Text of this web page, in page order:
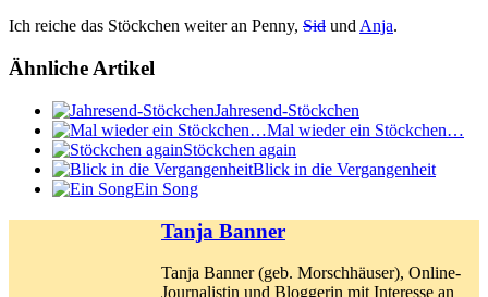
Ich reiche das Stöckchen weiter an Penny, Sid undAnja.
Ähnliche Artikel
Jahresend-Stöckchen
Mal wieder ein Stöckchen…
Stöckchen again
Blick in die Vergangenheit
Ein Song
Tanja Banner
Tanja Banner (geb. Morschhäuser), Online-
Journalistin und Bloggerin mit Interesse an